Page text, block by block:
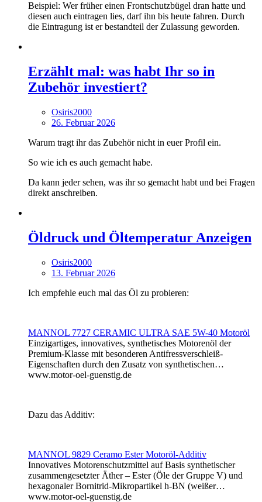
Beispiel: Wer früher einen Frontschutzbügel dran hatte und
diesen auch eintragen lies, darf ihn bis heute fahren. Durch
die Eintragung ist er bestandteil der Zulassung geworden.
Erzählt mal: was habt Ihr so in
Zubehör investiert?
Osiris2000
26. Februar 2026
Warum tragt ihr das Zubehör nicht in euer Profil ein.
So wie ich es auch gemacht habe.
Da kann jeder sehen, was ihr so gemacht habt und bei Fragen
direkt anschreiben.
Öldruck und Öltemperatur Anzeigen
Osiris2000
13. Februar 2026
Ich empfehle euch mal das Öl zu probieren:
MANNOL 7727 CERAMIC ULTRA SAE 5W-40 Motoröl
Einzigartiges, innovatives, synthetisches Motorenöl der
Premium-Klasse mit besonderen Antifressverschleiß-
Eigenschaften durch den Zusatz von synthetischen…
www.motor-oel-guenstig.de
Dazu das Additiv:
MANNOL 9829 Ceramo Ester Motoröl-Additiv
Innovatives Motorenschutzmittel auf Basis synthetischer
zusammengesetzter Äther – Ester (Öle der Gruppe V) und
hexagonaler Bornitrid-Mikropartikel h-BN (weißer…
www.motor-oel-guenstig.de